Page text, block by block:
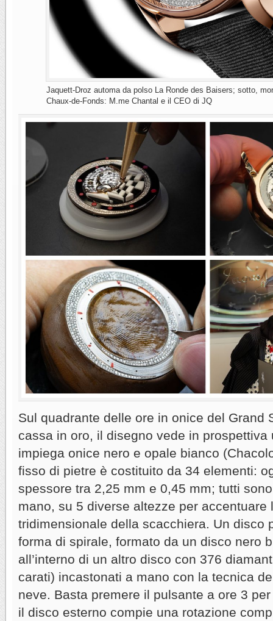
Jaquett-Droz automa da polso La Ronde des Baisers; sotto,
Chaux-de-Fonds: M.me Chantal e il CEO di JQ
Sul quadrante delle ore in onice del Grand
cassa in oro, il disegno vede in prospettiva
impiega onice nero e opale bianco
fisso di pietre è costituito da 34 elementi:
spessore tra 2,25 mm e 0,45 mm; tutti
mano, su 5 diverse altezze per accentuare
tridimensionale della scacchiera. Un disco
forma di spirale, formato da un disco nero
all’interno di un altro disco con 376
carati) incastonati a mano con la tecnica
neve. Basta premere il pulsante a ore 3
il disco esterno compie una rotazione